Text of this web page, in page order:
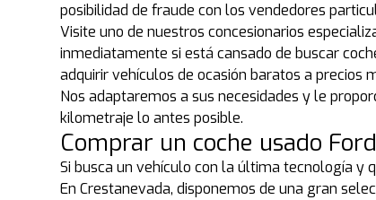
posibilidad de fraude con los vendedores
Visite uno de nuestros concesionarios
inmediatamente si está cansado de buscar
adquirir vehículos de ocasión baratos a precios
Nos adaptaremos a sus necesidades y le
kilometraje lo antes posible.
Comprar un coche usado
Si busca un vehículo con la última tecnología y
En Crestanevada, disponemos de una gran